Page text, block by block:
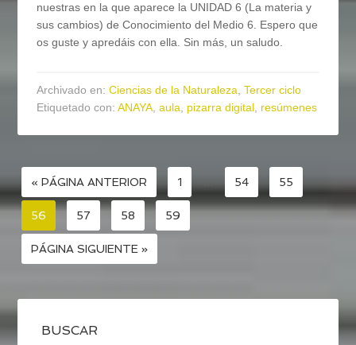
nuestras en la que aparece la UNIDAD 6 (La materia y
sus cambios) de Conocimiento del Medio 6. Espero que
os guste y apredáis con ella. Sin más, un saludo.
Archivado en:Ciencias de la Naturaleza,Tercer ciclo
Etiquetado con:ANAYA,aula, pizarra digital, resúmenes
« PÁGINA ANTERIOR 1 … 54 55
56 57 58 59
PÁGINA SIGUIENTE »
BUSCAR